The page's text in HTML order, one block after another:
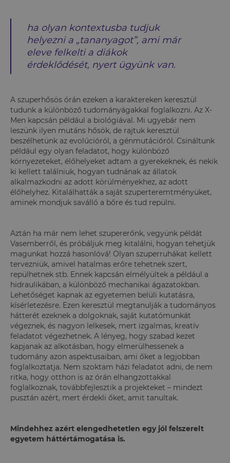
ha olyan kontextusba tudjuk
helyezni a „tananyagot”, ami már
eleve felkelti a diákok
érdeklődését, nyert ügyünk van.
A szuperhősös órán ezeken a karaktereken keresztül
tudunk a különböző tudományágakkal foglalkozni. Az X-
Men kapcsán például a biológiával. Mi ugyebár nem
leszünk ilyen mutáns hősök, de rajtuk keresztül
beszélhetünk az evolúcióról, a génmutációról. Csináltunk
például egy olyan feladatot, hogy különböző
környezeteket, élőhelyeket adtam a gyerekeknek, és nekik
ki kellett találniuk, hogyan tudnának az állatok
alkalmazkodni az adott körülményekhez, az adott
élőhelyhez. Kitalálhatták a saját szuperteremtményüket,
aminek mondjuk saválló a bőre és tud repülni.
Aztán ha már nem lehet szupererőnk, vegyünk példát
Vasemberről, és próbáljuk meg kitalálni, hogyan tehetjük
magunkat hozzá hasonlóvá! Olyan szuperruhákat kellett
tervezniük, amivel hatalmas erőre tehetnek szert,
repülhetnek stb. Ennek kapcsán elmélyültek a például a
hidraulikában, a különböző mechanikai ágazatokban.
Lehetőséget kapnak az egyetemen belüli kutatásra,
kísérletezésre. Ezen keresztül megtanulják a tudományos
hátterét ezeknek a dolgoknak, saját kutatómunkát
végeznek, és nagyon lelkesek, mert izgalmas, kreatív
feladatot végezhetnek. A lényeg, hogy szabad kezet
kapjanak az alkotásban, hogy elmerülhessenek a
tudomány azon aspektusaiban, ami őket a legjobban
foglalkoztatja. Nem szoktam házi feladatot adni, de nem
ritka, hogy otthon is az órán elhangzottakkal
foglalkoznak, továbbfejlesztik a projekteket – mindezt
pusztán azért, mert érdekli őket, amit tanultak.
Mindehhez azért elengedhetetlen egy jól felszerelt
egyetem háttértámogatása is.